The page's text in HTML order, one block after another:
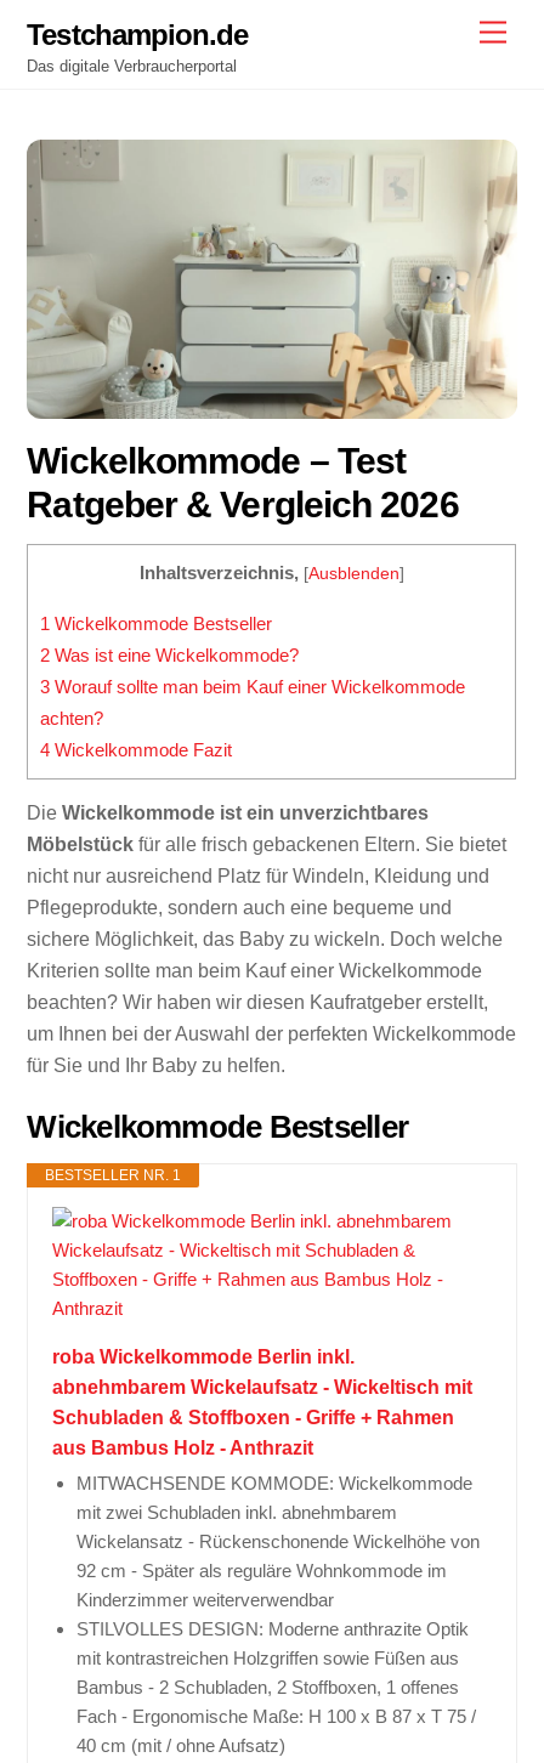
content
Testchampion.de
Das digitale Verbraucherportal
Wickelkommode – Test
Ratgeber & Vergleich 2026
Inhaltsverzeichnis, [Ausblenden]
1 Wickelkommode Bestseller
2 Was ist eine Wickelkommode?
3 Worauf sollte man beim Kauf einer Wickelkommode
achten?
4 Wickelkommode Fazit
DieWickelkommode ist ein unverzichtbares
Möbelstück für alle frisch gebackenen Eltern. Sie bietet
nicht nur ausreichend Platz für Windeln, Kleidung und
Pflegeprodukte, sondern auch eine bequeme und
sichere Möglichkeit, das Baby zu wickeln. Doch welche
Kriterien sollte man beim Kauf einer Wickelkommode
beachten? Wir haben wir diesen Kaufratgeber erstellt,
um Ihnen bei der Auswahl der perfekten Wickelkommode
für Sie und Ihr Baby zu helfen.
Wickelkommode Bestseller
BESTSELLER NR. 1
roba Wickelkommode Berlin inkl.
abnehmbarem Wickelaufsatz - Wickeltisch mit
Schubladen & Stoffboxen - Griffe + Rahmen
aus Bambus Holz - Anthrazit
MITWACHSENDE KOMMODE: Wickelkommode
mit zwei Schubladen inkl. abnehmbarem
Wickelansatz - Rückenschonende Wickelhöhe von
92 cm - Später als reguläre Wohnkommode im
Kinderzimmer weiterverwendbar
STILVOLLES DESIGN: Moderne anthrazite Optik
mit kontrastreichen Holzgriffen sowie Füßen aus
Bambus - 2 Schubladen, 2 Stoffboxen, 1 offenes
Fach - Ergonomische Maße: H 100 x B 87 x T 75 /
40 cm (mit / ohne Aufsatz)